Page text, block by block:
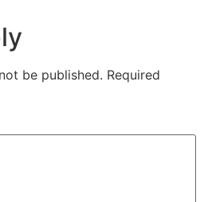
be published. Required